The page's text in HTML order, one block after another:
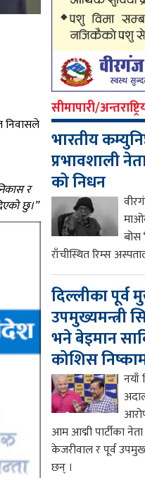
निवासले
र
छु।”
सीमापारी/
भारतीय
प्रभावशाली
को निधन
बोस
राँचीस्थित रिम्स
दिल्लीका पूर्व
उपमुख्यमन्त्री
भने बेइमान
कोशिस
नयाँ
आम आद्मी पार्टीका
केजरीवाल र पूर्व
छन् ।